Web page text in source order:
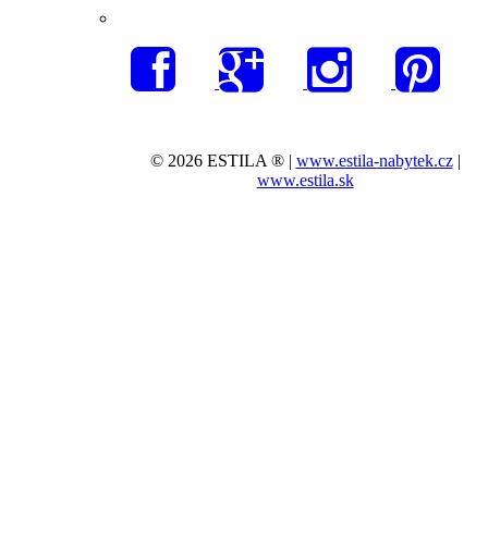
© 2026 ESTILA ® | www.estila-nabytek.cz|
www.estila.sk